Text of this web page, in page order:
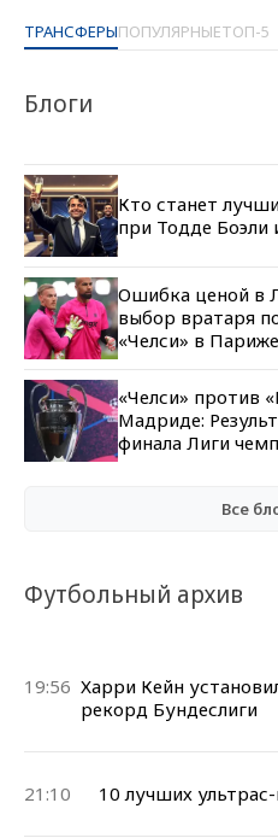
ТРАНСФЕРЫПОПУЛЯРНЫЕТОП-5
Блоги
Кто станет
при Тодде Боэли
Ошибка ценой в
выбор вратаря
«Челси» в Париже
«Челси» против
Мадриде:
финала Лиги
Все
Футбольный архив
19:56 Харри Кейн
рекорд Бундеслиги
21:10 10 лучших